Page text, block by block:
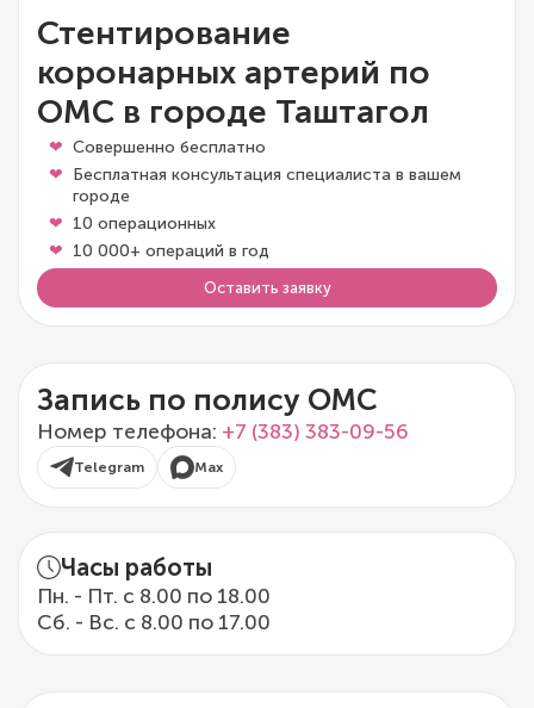
Стентирование
коронарных артерий по
ОМС в городе Таштагол
Совершенно бесплатно
Бесплатная консультация специалиста в вашем
городе
10 операционных
10 000+ операций в год
Оставить заявку
Запись по полису ОМС
Номер телефона: +7 (383) 383-09-56
Telegram Max
Часы работы
Пн. - Пт. с 8.00 по 18.00
Сб. - Вс. с 8.00 по 17.00